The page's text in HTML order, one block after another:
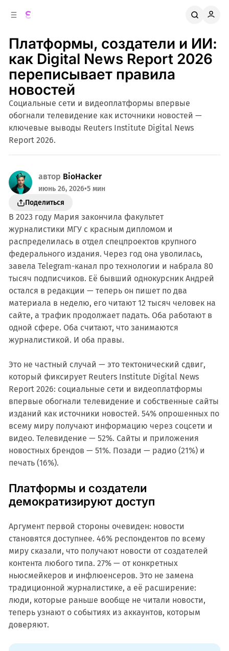
Платформы, создатели и ИИ:
как Digital News Report 2026
переписывает правила
новостей
Социальные сети и видеоплатформы впервые
обогнали телевидение как источники новостей —
ключевые выводы Reuters Institute Digital News
Report 2026.
автор BioHacker
июнь 26, 2026•5 мин
Поделиться
В 2023 году Мария закончила факультет
журналистики МГУ с красным дипломом и
распределилась в отдел спецпроектов крупного
федерального издания. Через год она уволилась,
завела Telegram-канал про технологии и набрала 80
тысяч подписчиков. Её бывший однокурсник Андрей
остался в редакции — теперь он пишет по два
материала в неделю, его читают 12 тысяч человек на
сайте, а трафик продолжает падать. Оба работают в
одной сфере. Оба считают, что занимаются
журналистикой. И оба правы.
Это не частный случай — это тектонический сдвиг,
который фиксирует Reuters Institute Digital News
Report 2026: социальные сети и видеоплатформы
впервые обогнали телевидение и собственные сайты
изданий как источники новостей. 54% опрошенных по
всему миру получают информацию через соцсети и
видео. Телевидение — 52%. Сайты и приложения
новостных брендов — 51%. Позади — радио (21%) и
печать (16%).
Платформы и создатели
демократизируют доступ
Аргумент первой стороны очевиден: новости
становятся доступнее. 46% респондентов по всему
миру сказали, что получают новости от создателей
контента любого типа. 27% — от конкретных
ньюсмейкеров и инфлюенсеров. Это не замена
традиционной журналистике, а её расширение:
люди, которые раньше вообще не читали новости,
теперь узнают о событиях из аккаунтов, которым
доверяют.